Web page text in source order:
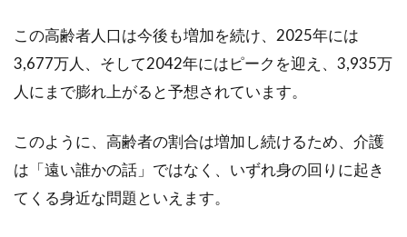
にはマットレスがおすすめ
ベッド下を自分のセンスで自由自在にアレンジ
できるロフトベッド。ロフトベッドにマットレ
冷蔵庫の下に保護シートを敷こう！
この高齢者人口は今後も増加を続け、2025年には
3,677万人、そして2042年にはピークを迎え、3,935万
人にまで膨れ上がると予想されています。
このように、高齢者の割合は増加し続けるため、介護
は「遠い誰かの話」ではなく、いずれ身の回りに起き
てくる身近な問題といえます。